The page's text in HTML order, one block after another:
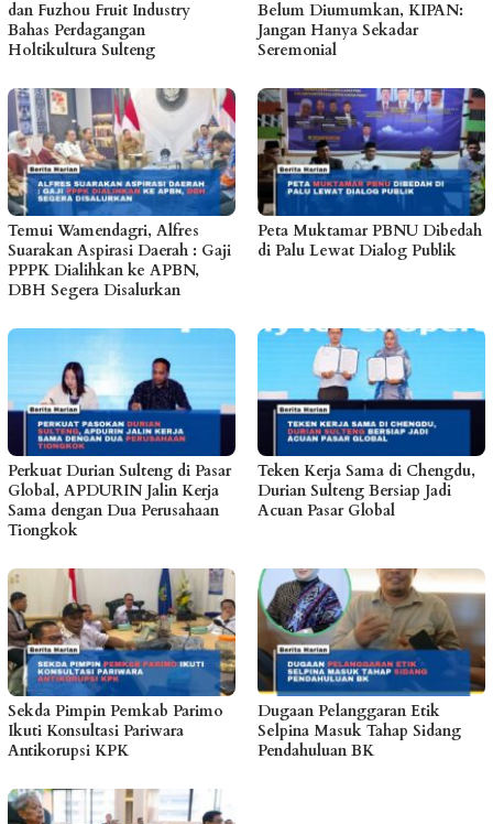
dan Fuzhou Fruit Industry
Bahas Perdagangan
Holtikultura Sulteng
Belum Diumumkan, KIPAN:
Jangan Hanya Sekadar
Seremonial
Temui Wamendagri, Alfres
Suarakan Aspirasi Daerah : Gaji
PPPK Dialihkan ke APBN,
DBH Segera Disalurkan
Peta Muktamar PBNU Dibedah
di Palu Lewat Dialog Publik
Perkuat Durian Sulteng di Pasar
Global, APDURIN Jalin Kerja
Sama dengan Dua Perusahaan
Tiongkok
Teken Kerja Sama di Chengdu,
Durian Sulteng Bersiap Jadi
Acuan Pasar Global
Sekda Pimpin Pemkab Parimo
Ikuti Konsultasi Pariwara
Antikorupsi KPK
Dugaan Pelanggaran Etik
Selpina Masuk Tahap Sidang
Pendahuluan BK